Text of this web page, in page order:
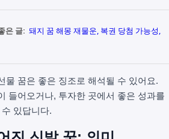
은 글: 돼지 꿈 해몽 재물운, 복권 당첨 가능성,
물 꿈은 좋은 징조로 해석될 수 있어요.
들어오거나, 투자한 곳에서 좋은 성과를
있답니다.